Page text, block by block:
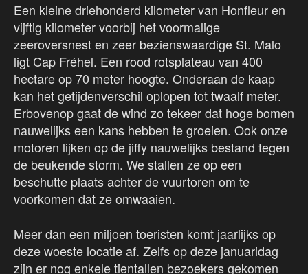
Een kleine driehonderd kilometer van Honfleur en
vijftig kilometer voorbij het voormalige
zeeroversnest en zeer bezienswaardige St. Malo
ligt Cap Fréhel. Een rood rotsplateau van 400
hectare op 70 meter hoogte. Onderaan de kaap
kan het getijdenverschil oplopen tot twaalf meter.
Erbovenop gaat de wind zo tekeer dat hoge bomen
nauwelijks een kans hebben te groeien. Ook onze
motoren lijken op de jiffy nauwelijks bestand tegen
de beukende storm. We stallen ze op een
beschutte plaats achter de vuurtoren om te
voorkomen dat ze omwaaien.
Meer dan een miljoen toeristen komt jaarlijks op
deze woeste locatie af. Zelfs op deze januaridag
zijn er nog enkele tientallen bezoekers gekomen